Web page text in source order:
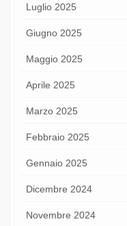
Luglio 2025
Giugno 2025
Maggio 2025
Aprile 2025
Marzo 2025
Febbraio 2025
Gennaio 2025
Dicembre 2024
Novembre 2024